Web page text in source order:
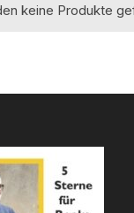
keine Produkte